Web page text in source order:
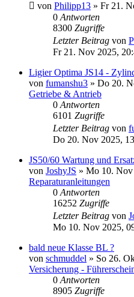
von Philipp13 » Fr 21.
0Antworten
8300 Zugriffe
Letzter Beitrag von
Fr 21. Nov 2025,
Ligier Optima JS14 -
von fumanshu3 » Do 20.
Getriebe & Antrieb
0Antworten
6101 Zugriffe
Letzter Beitrag von
Do 20. Nov 2025,
JS50/60 Wartung und
von JoshyJS » Mo 10.
Reparaturanleitungen
0Antworten
16252 Zugriffe
Letzter Beitrag von
Mo 10. Nov 2025,
bald neue Klasse BL ?
von schmuddel » So 26.
Versicherung -
0Antworten
8905 Zugriffe